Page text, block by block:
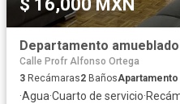
$ 16,000 MXN
Departamento amueblado
Calle Profr Alfonso Ortega
3 Recámaras2 BañosApartamento
·Agua·Cuarto de servicio·